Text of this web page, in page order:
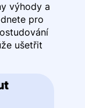
výhody a
pro
ušetřit